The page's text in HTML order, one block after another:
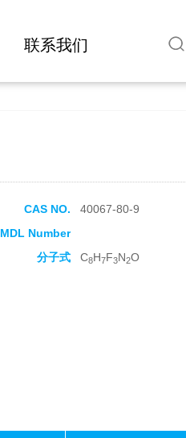
联系我们
CAS NO.
40067-80-9
MDL Number
分子式 C8H7F3N2O